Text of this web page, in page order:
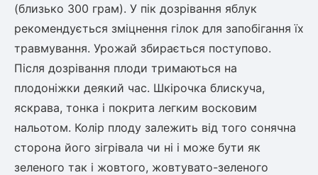
(близько 300 грам). У пік дозрівання яблук
рекомендується зміцнення гілок для запобігання їх
травмування. Урожай збирається поступово.
Після дозрівання плоди тримаються на
плодоніжки деякий час. Шкірочка блискуча,
яскрава, тонка і покрита легким восковим
нальотом. Колір плоду залежить від того сонячна
сторона його зігрівала чи ні і може бути як
зеленого так і жовтого, жовтувато-зеленого